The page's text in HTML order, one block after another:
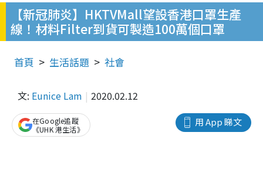
【新冠肺炎】HKTVMall望設香港口罩生產
線！材料Filter到貨可製造100萬個口罩
首頁 生活話題 社會
文: Eunice Lam 2020.02.12
用 App 睇文
在Google追蹤
《UHK 港生活》